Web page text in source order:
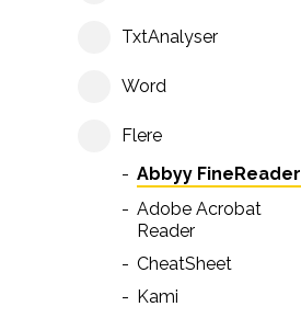
TxtAnalyser
Word
Flere
Abbyy FineReader
Adobe Acrobat
Reader
CheatSheet
Kami